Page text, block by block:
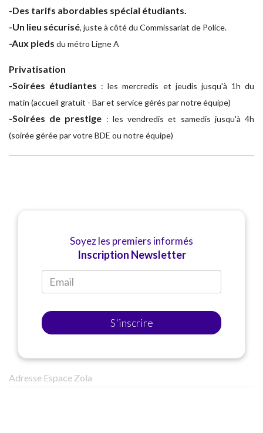
-Des tarifs abordables spécial étudiants.
-Un lieu sécurisé, juste à côté du Commissariat de Police.
-Aux pieds du métro Ligne A ​​
Privatisation
-Soirées étudiantes : les mercredis et jeudis jusqu'à 1h du
matin (accueil gratuit - Bar et service gérés par notre équipe)
-Soirées de prestige : les vendredis et samedis jusqu'à 4h
(soirée gérée par votre BDE ou notre équipe)
Soyez les premiers informés
Inscription Newsletter
S'inscrire
Adresse Espace Zola